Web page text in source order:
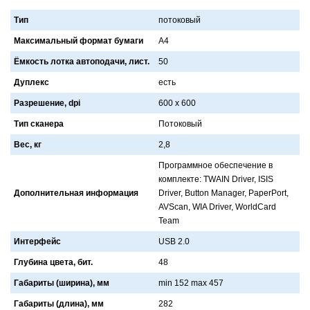
Тип потоковый
Максимальный формат бумаги A4
Ёмкость лотка автоподачи, лист. 50
Дуплекс есть
Разрешение, dpi 600 x 600
Тип сканера Потоковый
Вес, кг 2,8
Дополнительная информация
Прогрaммное обеспечение в
комплекте: TWAIN Driver, ISIS
Driver, Button Manager, PaperPort,
AVScan, WIA Driver, WorldCard
Team
Интерфейс USB 2.0
Глубина цвета, бит. 48
Габариты (ширина), мм min 152 max 457
Габариты (длина), мм 282